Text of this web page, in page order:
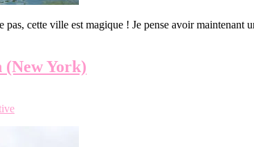
pas, cette ville est magique ! Je pense avoir
York)